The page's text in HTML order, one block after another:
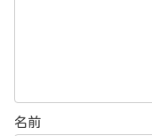
名前